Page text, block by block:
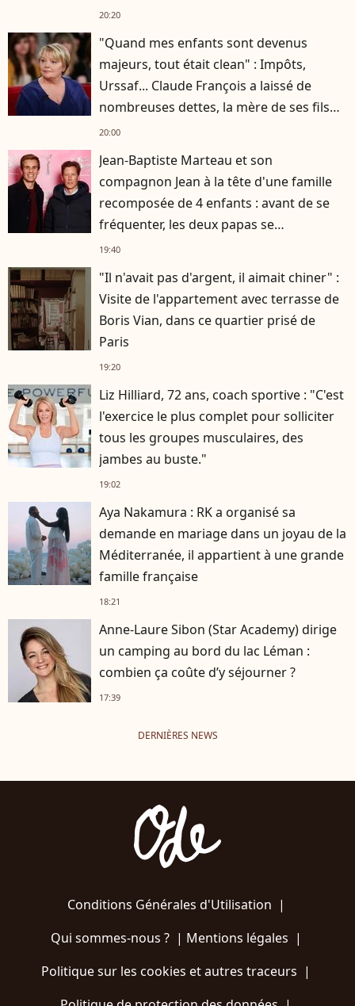
20:20
"Quand mes enfants sont devenus
majeurs, tout était clean" : Impôts,
Urssaf... Claude François a laissé de
nombreuses dettes, la mère de ses fils
s'est occupée de tout
20:00
Jean-Baptiste Marteau et son
compagnon Jean à la tête d'une famille
recomposée de 4 enfants : avant de se
fréquenter, les deux papas se
connaissaient depuis des années
19:40
"Il n'avait pas d'argent, il aimait chiner" :
Visite de l'appartement avec terrasse de
Boris Vian, dans ce quartier prisé de
Paris
19:20
Liz Hilliard, 72 ans, coach sportive : "C'est
l'exercice le plus complet pour solliciter
tous les groupes musculaires, des
jambes au buste."
19:02
Aya Nakamura : RK a organisé sa
demande en mariage dans un joyau de la
Méditerranée, il appartient à une grande
famille française
18:21
Anne-Laure Sibon (Star Academy) dirige
un camping au bord du lac Léman :
combien ça coûte d’y séjourner ?
17:39
DERNIÈRES NEWS
Conditions Générales d'Utilisation |
Qui sommes-nous ?| Mentions légales |
Politique sur les cookies et autres traceurs |